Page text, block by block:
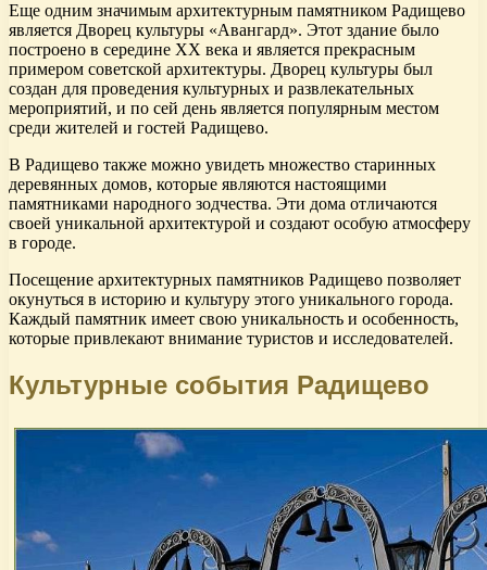
Еще одним значимым архитектурным памятником Радищево
является Дворец культуры «Авангард». Этот здание было
построено в середине XX века и является прекрасным
примером советской архитектуры. Дворец культуры был
создан для проведения культурных и развлекательных
мероприятий, и по сей день является популярным местом
среди жителей и гостей Радищево.
В Радищево также можно увидеть множество старинных
деревянных домов, которые являются настоящими
памятниками народного зодчества. Эти дома отличаются
своей уникальной архитектурой и создают особую атмосферу
в городе.
Посещение архитектурных памятников Радищево позволяет
окунуться в историю и культуру этого уникального города.
Каждый памятник имеет свою уникальность и особенность,
которые привлекают внимание туристов и исследователей.
Культурные события Радищево